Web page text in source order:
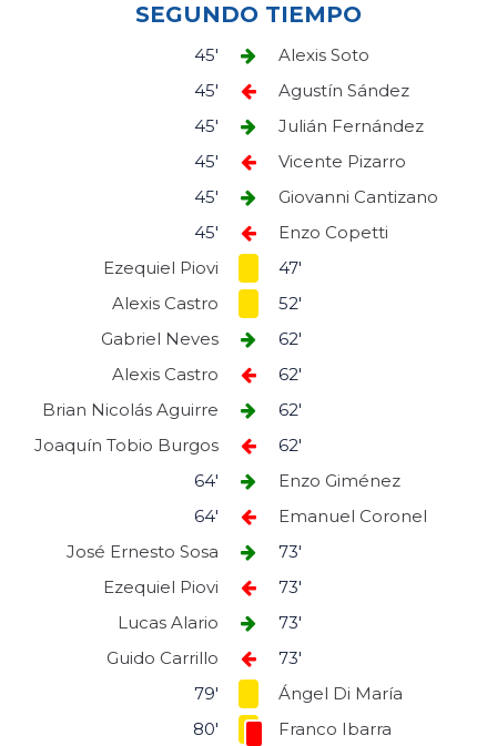
SEGUNDO TIEMPO
Alexis Soto
45'
Agustín Sández
45'
Julián Fernández
45'
Vicente Pizarro
45'
Giovanni Cantizano
45'
Enzo Copetti
45'
Ezequiel Piovi
47'
Alexis Castro
52'
Gabriel Neves
62'
Alexis Castro
62'
Brian Nicolás Aguirre
62'
Joaquín Tobio Burgos
62'
Enzo Giménez
64'
Emanuel Coronel
64'
José Ernesto Sosa
73'
Ezequiel Piovi
73'
Lucas Alario
73'
Guido Carrillo
73'
Ángel Di María
79'
Franco Ibarra
80'